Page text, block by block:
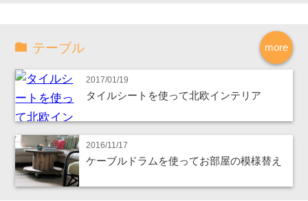
more
テーブル
2017/01/19
タイルシートを使って北欧インテリア
2016/11/17
ケーブルドラムを使ってお部屋の模様替え